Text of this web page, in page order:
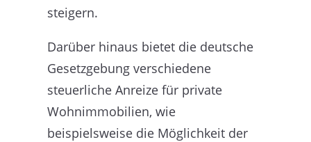
steigern.
Darüber hinaus bietet die deutsche
Gesetzgebung verschiedene
steuerliche Anreize für private
Wohnimmobilien, wie
beispielsweise die Möglichkeit der